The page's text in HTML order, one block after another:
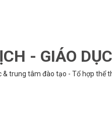
- GIÁO
trung tâm đào tạo - Tổ hợp